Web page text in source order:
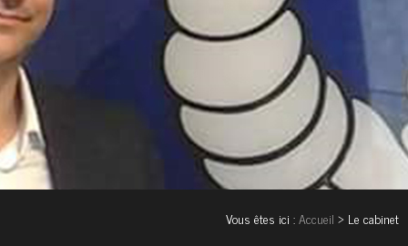
Vous êtes ici :Accueil > Le cabinet